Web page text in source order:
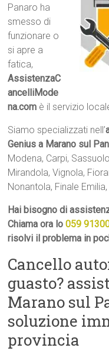
Panaro ha
smesso di
funzionare o
si apre a
fatica,
AssistenzaC
ancelliMode
na.com è il servizio
Siamo specializzati nell’
Genius a Marano sul
Modena, Carpi,
Mirandola, Vignola,
Nonantola, Finale
Hai bisogno di
Chiama ora lo059
risolvi il problema in
Cancello
guasto?
Marano sul
soluzione
provincia